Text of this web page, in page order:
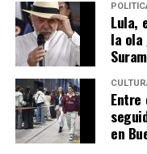
Lula,
la
en